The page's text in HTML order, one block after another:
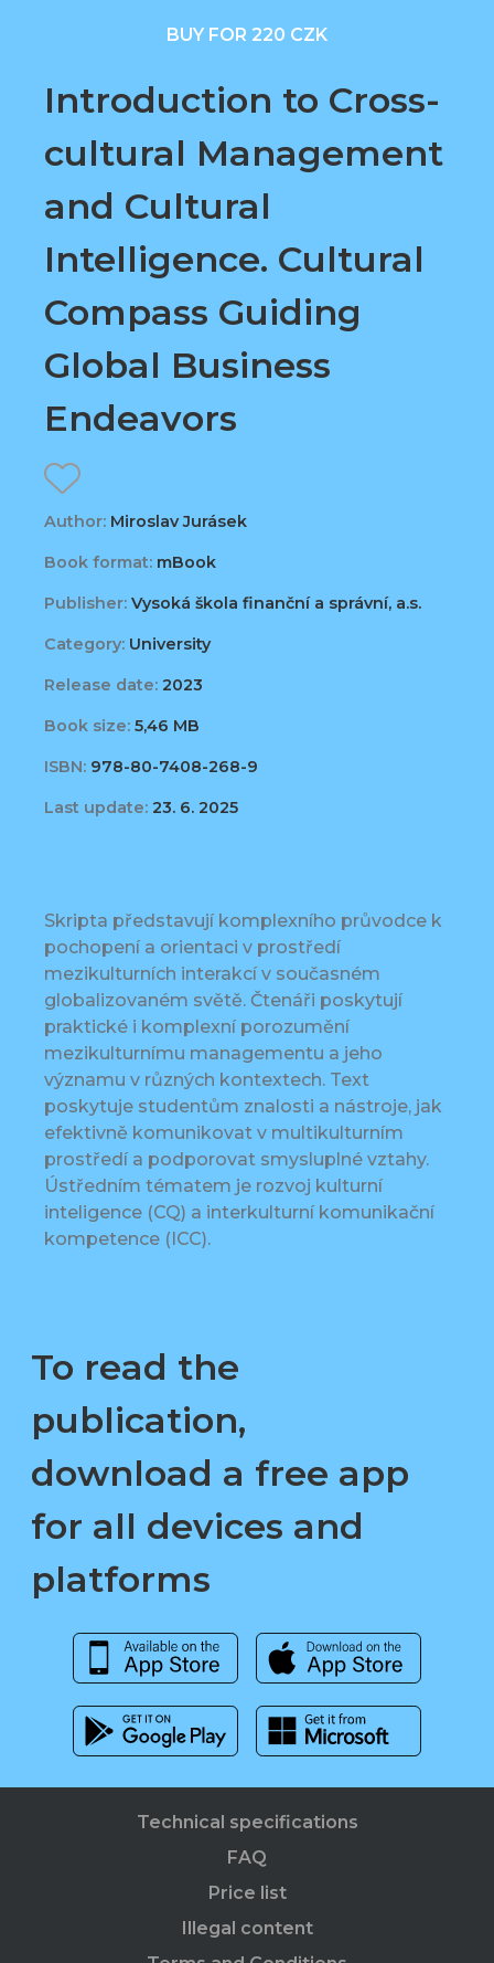
BUY FOR 220 CZK
Introduction to Cross-
cultural Management
and Cultural
Intelligence. Cultural
Compass Guiding
Global Business
Endeavors
Author: Miroslav Jurásek
Book format: mBook
Publisher: Vysoká škola finanční a správní, a.s.
Category: University
Release date: 2023
Book size: 5,46 MB
ISBN: 978-80-7408-268-9
Last update: 23. 6. 2025
Skripta představují komplexního průvodce k
pochopení a orientaci v prostředí
mezikulturních interakcí v současném
globalizovaném světě. Čtenáři poskytují
praktické i komplexní porozumění
mezikulturnímu managementu a jeho
významu v různých kontextech. Text
poskytuje studentům znalosti a nástroje, jak
efektivně komunikovat v multikulturním
prostředí a podporovat smysluplné vztahy.
Ústředním tématem je rozvoj kulturní
inteligence (CQ) a interkulturní komunikační
kompetence (ICC).
To read the
publication,
download a free app
for all devices and
platforms
Technical specifications
FAQ
Price list
Illegal content